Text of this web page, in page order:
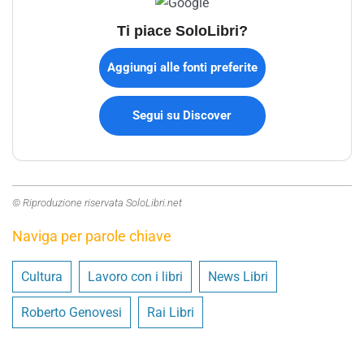
Ti piace SoloLibri?
Aggiungi alle fonti preferite
Segui su Discover
© Riproduzione riservata SoloLibri.net
Naviga per parole chiave
Cultura Lavoro con i libri News Libri
Roberto Genovesi Rai Libri